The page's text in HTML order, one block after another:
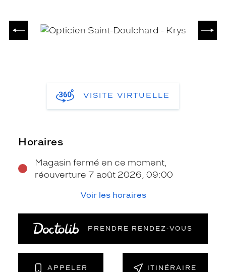
PRÉCÉDENT
VISITE VIRTUELLE
Horaires
Magasin fermé en ce moment,
réouverture 7 août 2026, 09:00
Voir les horaires
PRENDRE RENDEZ‑VOUS
APPELER ITINÉRAIRE